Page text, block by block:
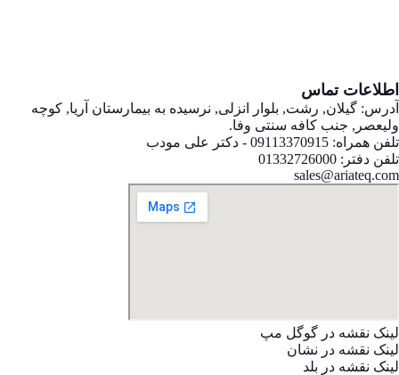
اطلاعات تماس
آدرس: گیلان, رشت, بلوار انزلی, نرسیده به بیمارستان آریا, کوچه
ولیعصر, جنب کافه سنتی وفا.
تلفن همراه: 09113370915 - دکتر علی مودب
تلفن دفتر: 01332726000
sales@ariateq.com
لینک نقشه در گوگل مپ
لینک نقشه در نشان
لینک نقشه در بلد